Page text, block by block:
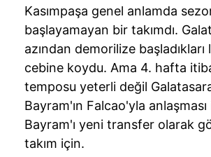
Kasımpaşa genel anlamda
başlayamayan bir takımdı.
azından demorilize başladıkları
cebine koydu. Ama 4. hafta
temposu yeterli değil
Bayram'ın Falcao'yla
Bayram'ı yeni transfer olarak
takım için.